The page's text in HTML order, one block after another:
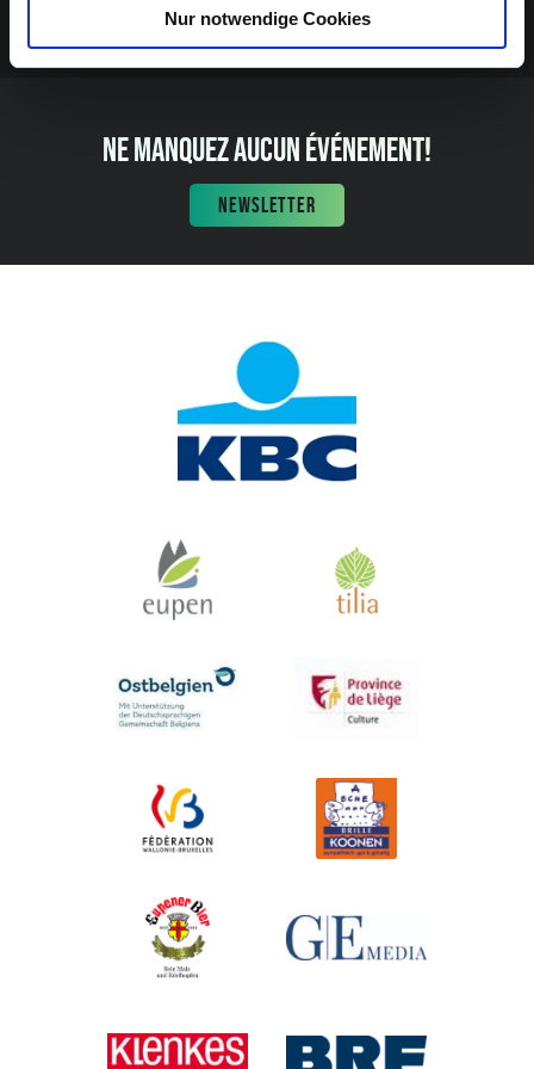
Nur notwendige Cookies
NE MANQUEZ AUCUN ÉVÉNEMENT!
NEWSLETTER